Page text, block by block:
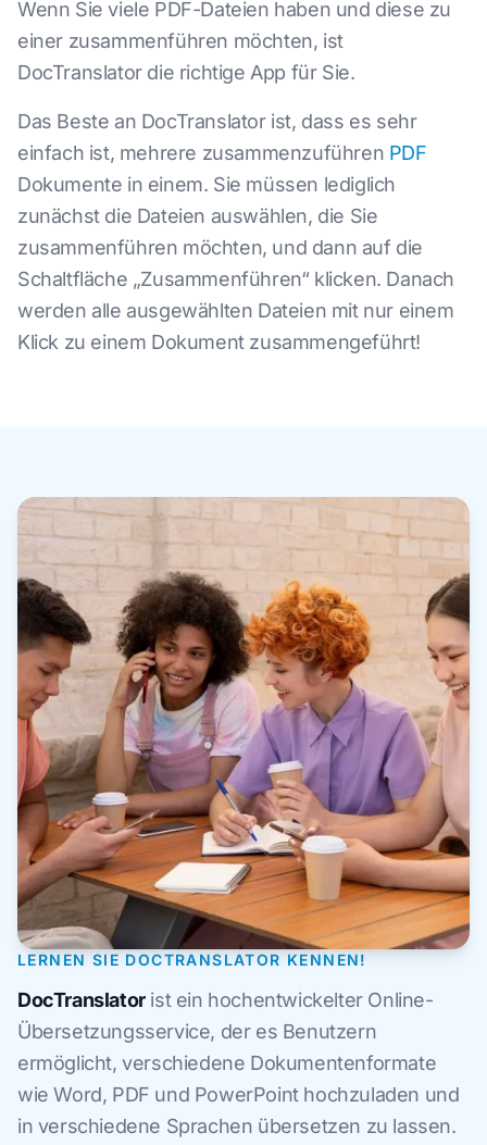
Wenn Sie viele PDF-Dateien haben und diese zu
einer zusammenführen möchten, ist
DocTranslator die richtige App für Sie.
Das Beste an DocTranslator ist, dass es sehr
einfach ist, mehrere zusammenzuführen PDF
Dokumente in einem. Sie müssen lediglich
zunächst die Dateien auswählen, die Sie
zusammenführen möchten, und dann auf die
Schaltfläche „Zusammenführen“ klicken. Danach
werden alle ausgewählten Dateien mit nur einem
Klick zu einem Dokument zusammengeführt!
LERNEN SIE DOCTRANSLATOR KENNEN!
DocTranslatorist ein hochentwickelter Online-
Übersetzungsservice, der es Benutzern
ermöglicht, verschiedene Dokumentenformate
wie Word, PDF und PowerPoint hochzuladen und
in verschiedene Sprachen übersetzen zu lassen.